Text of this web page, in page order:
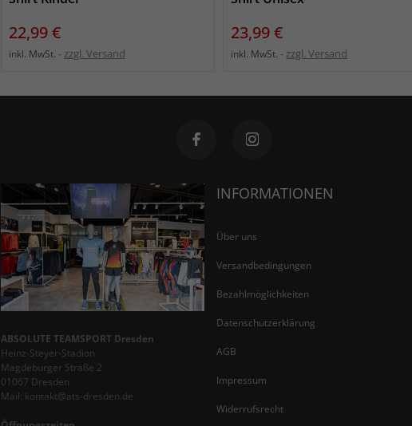
Preis
22,99 €
inkl. MwSt. zzgl. Versand
Preis
23,99 €
inkl. MwSt. zzgl. Versand
ABSOLUTE TEAMSPORT Dresden
Heinz-Steyer-Stadion
Magdeburger Straße 2
01067 Dresden
Mail: kontakt@ats-dresden.de
INFORMATIONEN
Über uns
Versandbedingungen
Bezahlmöglichkeiten
Datenschutzerklärung
AGB
Impressum
Widerrufsrecht